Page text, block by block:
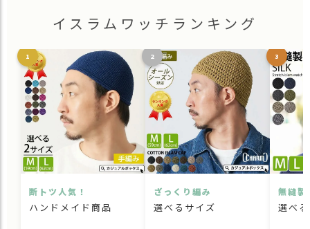
イスラムワッチランキング
1
断トツ人気！
ハンドメイド商品
2
ざっくり編み
選べるサイズ
3
無縫製
選べ